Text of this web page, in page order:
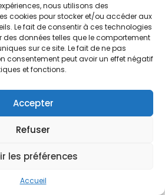
nous utilisons des
cookies pour stocker et/ou accéder aux
Le fait de consentir à ces technologies
des données telles que le comportement
sur ce site. Le fait de ne pas
consentement peut avoir un effet négatif
et fonctions.
Accepter
Refuser
les préférences
Accueil
WOi6r
2025 à 18h27
AP0LU